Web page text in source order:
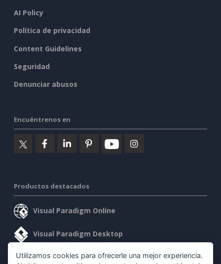
AI Policy
Política de privacidad
Content Guidelines
Seguridad
Denunciar abusos
Encuéntrenos en
Productos destacados
Visual Paradigm Online
Visual Paradigm Desktop
Utilizamos cookies para ofrecerle una mejor experiencia.